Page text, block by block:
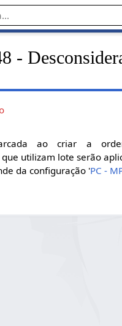
-
ao criar a
utilizam lote serão
da configuração 'PC -